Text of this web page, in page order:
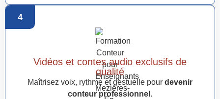
4
Vidéos et contes audio exclusifs de
qualité
Maîtrisez voix, rythme et gestuelle pour devenir
conteur professionnel .